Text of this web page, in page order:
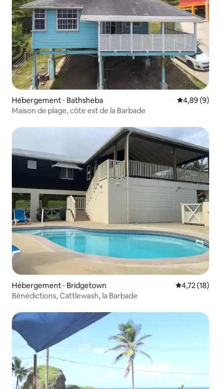
Hébergement ⋅ Bathsheba Évaluation
4,89 (9)
Maison de plage, côte est de la Barbade
Hébergement ⋅ Bridgetown Évaluation
4,72 (18)
Bénédictions, Cattlewash, la Barbade